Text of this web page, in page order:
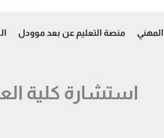
المهني منصة التعليم عن بعد موودل
استشارة كلية